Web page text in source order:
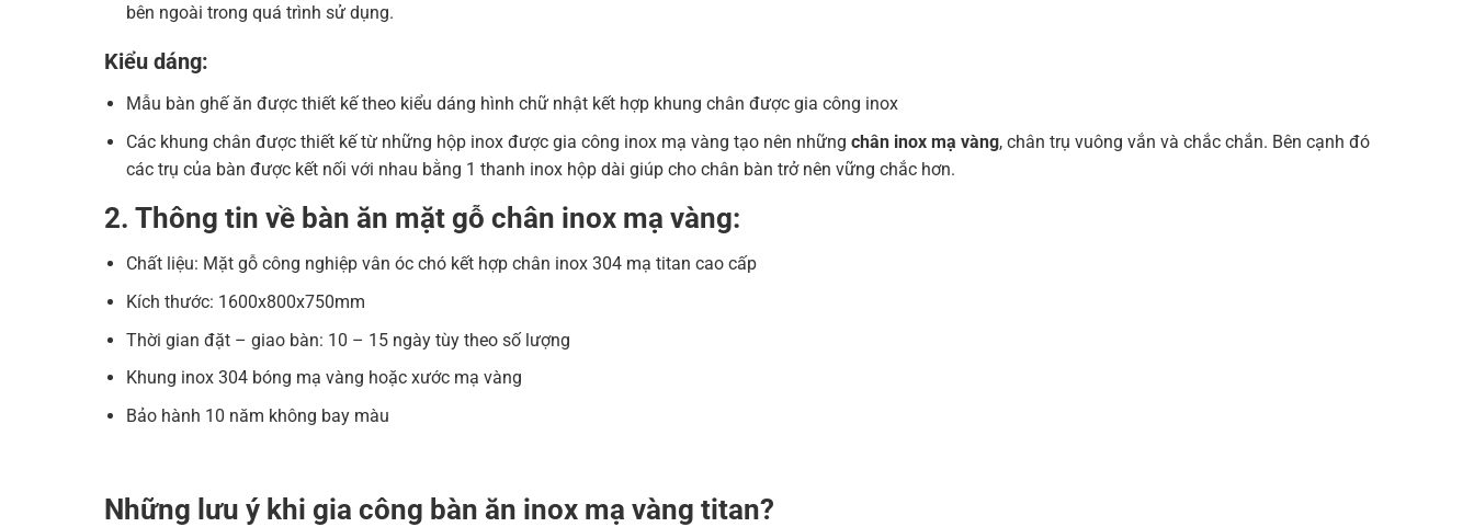
bên ngoài trong quá trình sử dụng.
Kiểu dáng:
Mẫu bàn ghế ăn được thiết kế theo kiểu dáng hình chữ nhật kết hợp khung chân được gia công inox
Các khung chân được thiết kế từ những hộp inox được gia công inox mạ vàng tạo nên nhữngchân inox mạ vàng, chân trụ vuông vắn và chắc chắn. Bên cạnh đó
các trụ của bàn được kết nối với nhau bằng 1 thanh inox hộp dài giúp cho chân bàn trở nên vững chắc hơn.
2. Thông tin về bàn ăn mặt gỗ chân inox mạ vàng:
Chất liệu: Mặt gỗ công nghiệp vân óc chó kết hợp chân inox 304 mạ titan cao cấp
Kích thước: 1600x800x750mm
Thời gian đặt – giao bàn: 10 – 15 ngày tùy theo số lượng
Khung inox 304 bóng mạ vàng hoặc xước mạ vàng
Bảo hành 10 năm không bay màu
Những lưu ý khi gia công bàn ăn inox mạ vàng titan?